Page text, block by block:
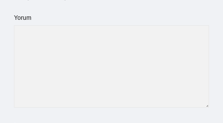
Yorum